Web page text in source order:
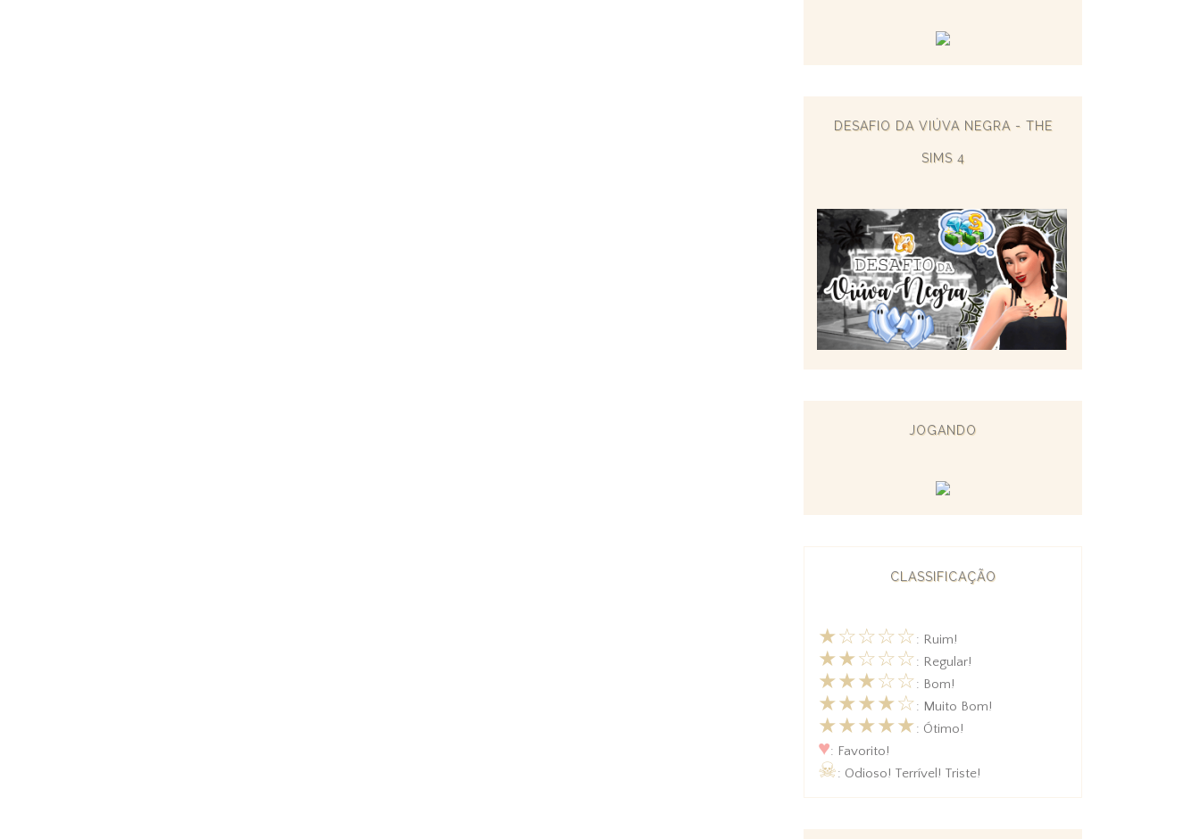
DESAFIO DA VIÚVA NEGRA - THE
SIMS 4
JOGANDO
CLASSIFICAÇÃO
★☆☆☆☆: Ruim!
★★☆☆☆: Regular!
★★★☆☆: Bom!
★★★★☆: Muito Bom!
★★★★★: Ótimo!
♥: Favorito!
☠: Odioso! Terrível! Triste!